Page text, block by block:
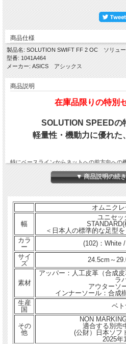
商品仕様
製品名: SOLUTION SWIFT FF 2 OC ソリュ
型番: 1041A464
メーカー: ASICS アシックス
商品説明
在庫品限りの特別
SOLUTION SPEEDの
軽量性・機動力に優れた
特にベースラインからネットへの前方向への
柔軟性を発揮するように設計されています。
ミッドソールには、軽量のFLYTEFOAMを採
加えて中足部の樹脂製TRUSSTICにより、コ
可能になります。
アウターソールは、SOLUTION SPEED FF
ムニ・クレーコート用モデルです。
▼ 商品説明の続
オムニク
幅
ユニセッ
＜日本人の標準的な足型
カラ
ー
(102)：White
サイ
ズ
24.5cm～
素材
アッパー：人工皮革（合成
ラ
アウターソ
インナーソール：合成
生産
国
ベ
その
他
NON
適合する別売
(公財）日本ソフ
2025年